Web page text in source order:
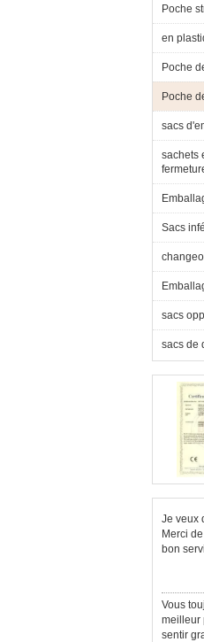
Poche
en
Poche
Poche
sacs
sachets
Sacs
sacs opp
sacs de
Je veux
Merci
bon
Vous
meilleur
sentir